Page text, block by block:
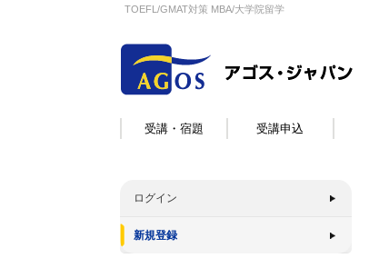
TOEFL/GMAT対策 MBA/大学院留学
受講・宿題 受講申込
ログイン
新規登録